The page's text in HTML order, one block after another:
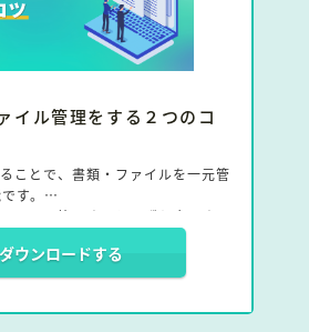
ル管理をする２つのコ
ことで、書類・ファイルを一元管
す。
ァイル管理するといずれ直面する
ダウンロードする